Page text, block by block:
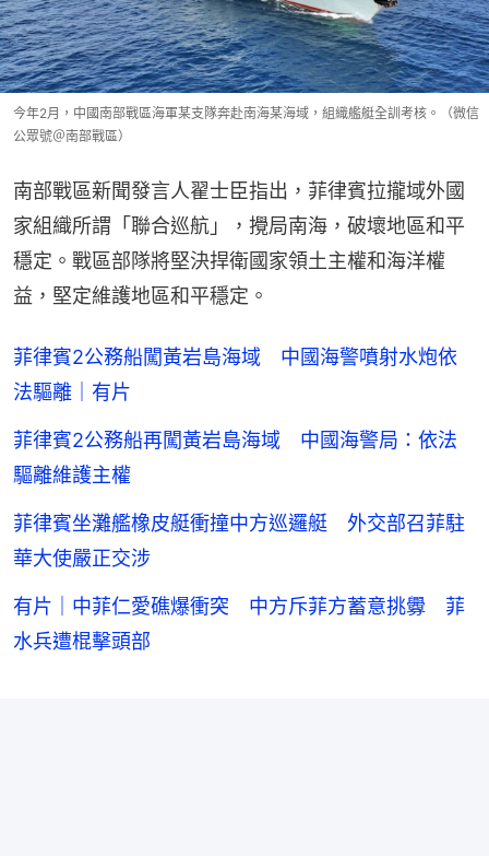
今年2月，中國南部戰區海軍某支隊奔赴南海某海域，組織艦艇全訓考核。（微信
公眾號＠南部戰區）
南部戰區新聞發言人翟士臣指出，菲律賓拉攏域外國
家組織所謂「聯合巡航」，攪局南海，破壞地區和平
穩定。戰區部隊將堅決捍衛國家領土主權和海洋權
益，堅定維護地區和平穩定。
菲律賓2公務船闖黃岩島海域 中國海警噴射水炮依
法驅離｜有片
菲律賓2公務船再闖黃岩島海域 中國海警局：依法
驅離維護主權
菲律賓坐灘艦橡皮艇衝撞中方巡邏艇 外交部召菲駐
華大使嚴正交涉
有片｜中菲仁愛礁爆衝突 中方斥菲方蓄意挑釁 菲
水兵遭棍擊頭部